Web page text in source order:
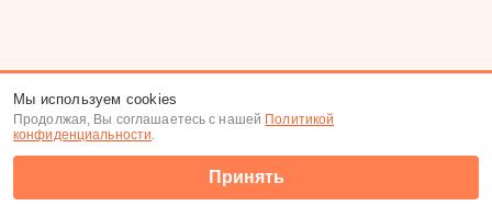
Мы используем cookies
Продолжая, Вы соглашаетесь с нашей Политикой
конфиденциальности.
Принять